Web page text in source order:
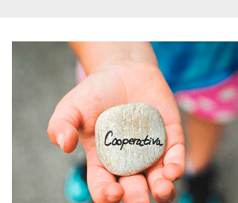
s